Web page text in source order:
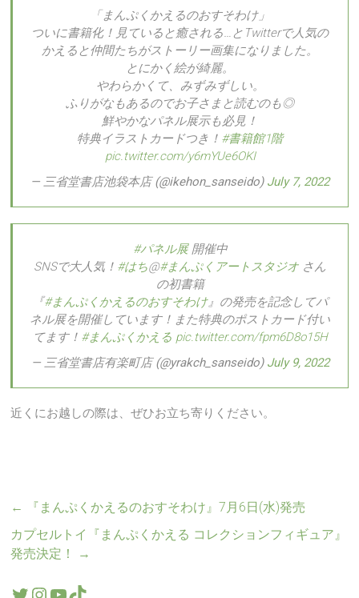
「まんぷくかえるのおすそわけ」
ついに書籍化！見ていると癒される…とTwitterで人気の
かえると仲間たちがストーリー画集になりました。
とにかく絵が綺麗。
やわらかくて、みずみずしい。
ふりがなもあるのでお子さまと読むのも◎
鮮やかなパネル展示も必見！
特典イラストカードつき！ #書籍館1階
pic.twitter.com/y6mYUe6OKI
— 三省堂書店池袋本店 (@ikehon_sanseido) July 7, 2022
#パネル展開催中
SNSで大人気！ #はち@#まんぷくアートスタジオ さん
の初書籍
『#まんぷくかえるのおすそわけ』の発売を記念してパ
ネル展を開催しています！また特典のポストカード付い
てます！ #まんぷくかえる pic.twitter.com/fpm6D8o15H
— 三省堂書店有楽町店 (@yrakch_sanseido) July 9, 2022
近くにお越しの際は、ぜひお立ち寄りください。
←
『まんぷくかえるのおすそわけ』7月6日(水)発売
カプセルトイ『まんぷくかえる コレクションフィギュア』
発売決定！
→
Twitter
Instagram
YouTube